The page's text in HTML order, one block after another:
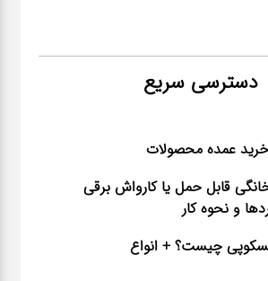
دسترسی سریع
خرید عمده محصولات
قابل حمل یا کارواش برقی
و نحوه کار
چیست؟ + انواع